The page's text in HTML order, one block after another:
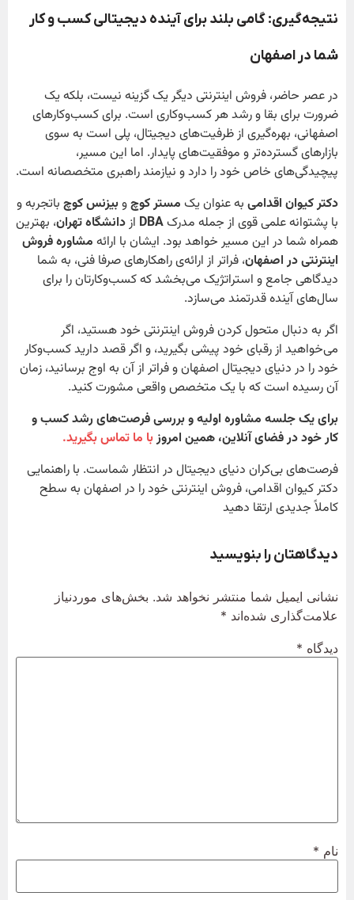
نتیجه‌گیری: گامی بلند برای آینده دیجیتالی کسب و کار
شما در اصفهان
در عصر حاضر، فروش اینترنتی دیگر یک گزینه نیست، بلکه یک
ضرورت برای بقا و رشد هر کسب‌وکاری است. برای کسب‌وکارهای
اصفهانی، بهره‌گیری از ظرفیت‌های دیجیتال، پلی است به سوی
بازارهای گسترده‌تر و موفقیت‌های پایدار. اما این مسیر،
پیچیدگی‌های خاص خود را دارد و نیازمند راهبری متخصصانه است.
دکتر کیوان اقدامی به عنوان یک مستر کوچوبیزنس کوچ باتجربه و
با پشتوانه علمی قوی از جمله مدرکDBA ازدانشگاه تهران، بهترین
همراه شما در این مسیر خواهد بود. ایشان با ارائه مشاوره فروش
اینترنتی در اصفهان، فراتر از ارائه‌ی راهکارهای صرفا فنی، به شما
دیدگاهی جامع و استراتژیک می‌بخشد که کسب‌وکارتان را برای
سال‌های آینده قدرتمند می‌سازد.
اگر به دنبال متحول کردن فروش اینترنتی خود هستید، اگر
می‌خواهید از رقبای خود پیشی بگیرید، و اگر قصد دارید کسب‌وکار
خود را در دنیای دیجیتال اصفهان و فراتر از آن به اوج برسانید، زمان
آن رسیده است که با یک متخصص واقعی مشورت کنید.
برای یک جلسه مشاوره اولیه و بررسی فرصت‌های رشد کسب و
کار خود در فضای آنلاین، همین امروزبا ما تماس بگیرید.
فرصت‌های بی‌کران دنیای دیجیتال در انتظار شماست. با راهنمایی
دکتر کیوان اقدامی، فروش اینترنتی خود را در اصفهان به سطح
کاملاً جدیدی ارتقا دهید
دیدگاهتان را بنویسید
نشانی ایمیل شما منتشر نخواهد شد. بخش‌های موردنیاز
علامت‌گذاری شده‌اند *
دیدگاه *
نام *